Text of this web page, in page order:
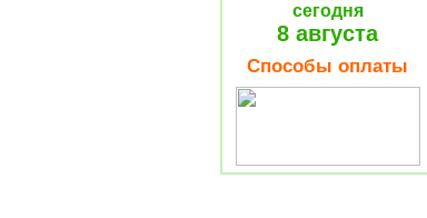
сегодня
8 августа
Способы оплаты